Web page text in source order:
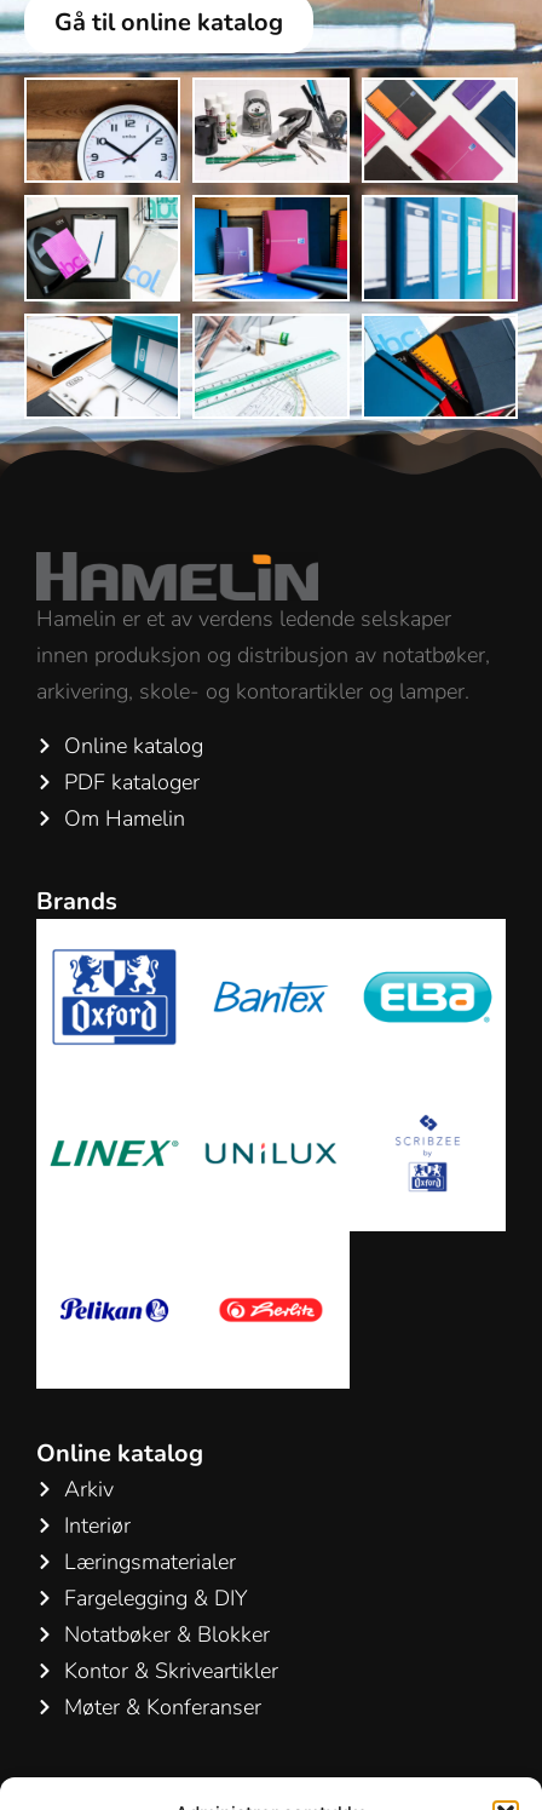
Gå til online katalog
Hamelin er et av verdens ledende selskaper
innen produksjon og distribusjon av notatbøker,
arkivering, skole- og kontorartikler og lamper.
Online katalog
PDF kataloger
Om Hamelin
Brands
Online katalog
Arkiv
Interiør
Læringsmaterialer
Fargelegging & DIY
Notatbøker & Blokker
Kontor & Skriveartikler
Møter & Konferanser